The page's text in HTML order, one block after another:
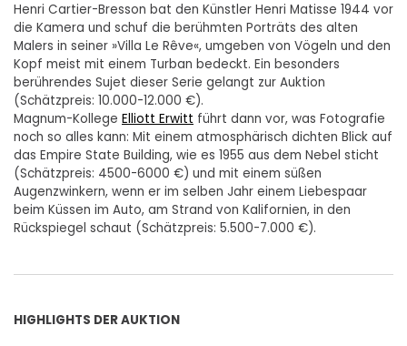
Henri Cartier-Bresson bat den Künstler Henri Matisse 1944 vor
die Kamera und schuf die berühmten Porträts des alten
Malers in seiner »Villa Le Rêve«, umgeben von Vögeln und den
Kopf meist mit einem Turban bedeckt. Ein besonders
berührendes Sujet dieser Serie gelangt zur Auktion
(Schätzpreis: 10.000-12.000 €).
Magnum-Kollege Elliott Erwitt führt dann vor, was Fotografie
noch so alles kann: Mit einem atmosphärisch dichten Blick auf
das Empire State Building, wie es 1955 aus dem Nebel sticht
(Schätzpreis: 4500-6000 €) und mit einem süßen
Augenzwinkern, wenn er im selben Jahr einem Liebespaar
beim Küssen im Auto, am Strand von Kalifornien, in den
Rückspiegel schaut (Schätzpreis: 5.500-7.000 €).
HIGHLIGHTS DER AUKTION